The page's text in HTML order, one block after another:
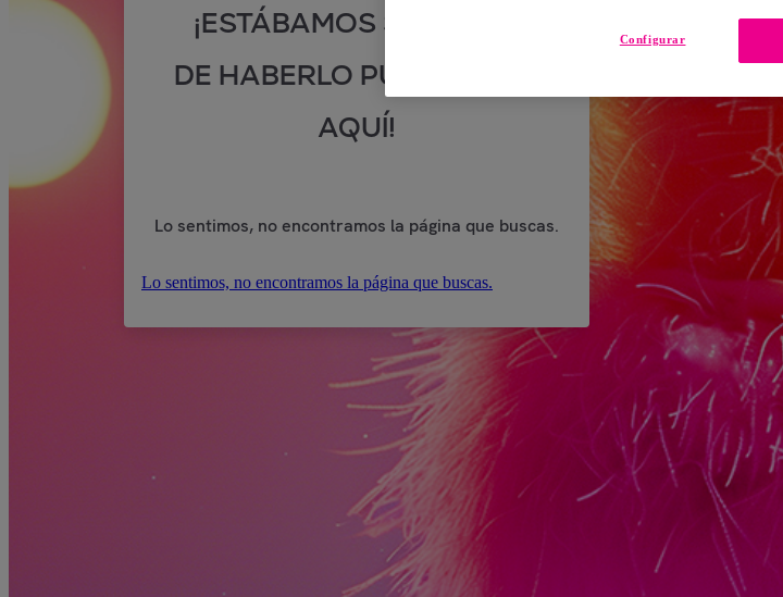
¡ESTÁBAMOS SEGUROS
DE HABERLO PUESTO POR
AQUÍ!
Lo sentimos, no encontramos la página que buscas.
Lo sentimos, no encontramos la página que buscas.
Configurar